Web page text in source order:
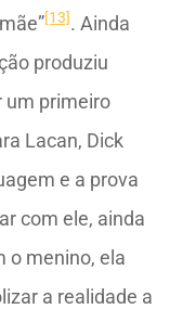
[13]. Ainda
produziu
um primeiro
Lacan, Dick
e a prova
com ele, ainda
o menino, ela
a realidade a